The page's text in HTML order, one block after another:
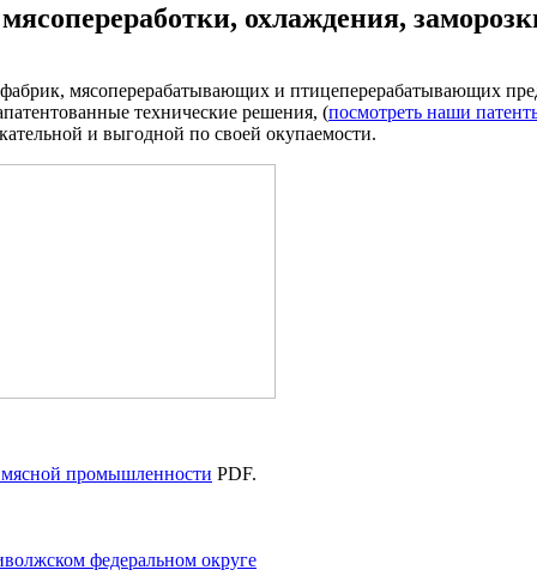
охлаждения,
мясоперерабатывающих и птицеперерабатывающих
технические решения, (посмотреть наши
и выгодной по своей окупаемости.
мясной промышленности PDF.
федеральном округе